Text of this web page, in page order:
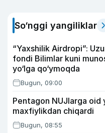
So‘nggi yangiliklar
“Yaxshilik Airdropi”:
fondi Bilimlar kuni
yo‘lga qo‘ymoqda
Bugun, 09:00
Pentagon NUJlarga oid
maxfiylikdan chiqardi
Bugun, 08:55